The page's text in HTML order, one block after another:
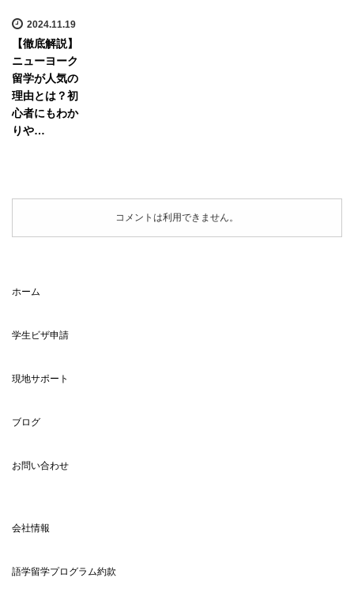
2024.11.19
【徹底解説】
ニューヨーク
留学が人気の
理由とは？初
心者にもわか
りや…
コメントは利用できません。
ホーム
学生ビザ申請
現地サポート
ブログ
お問い合わせ
会社情報
語学留学プログラム約款